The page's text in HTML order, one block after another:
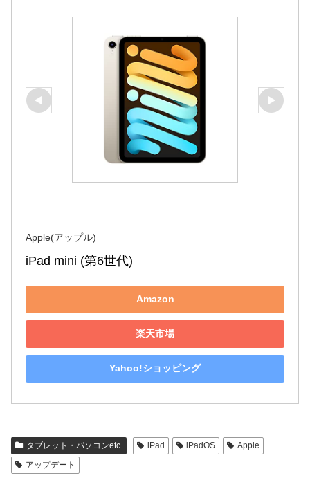
Apple(アップル)
iPad mini (第6世代)
Amazon
楽天市場
Yahoo!ショッピング
タブレット・パソコンetc. iPad iPadOS
Apple
アップデート